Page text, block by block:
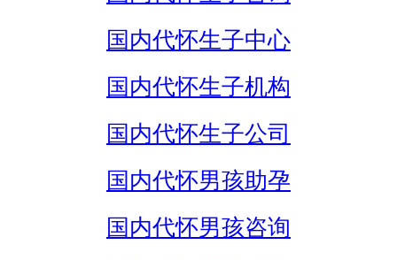
国内代怀生子中心
国内代怀生子机构
国内代怀生子公司
国内代怀男孩助孕
国内代怀男孩咨询